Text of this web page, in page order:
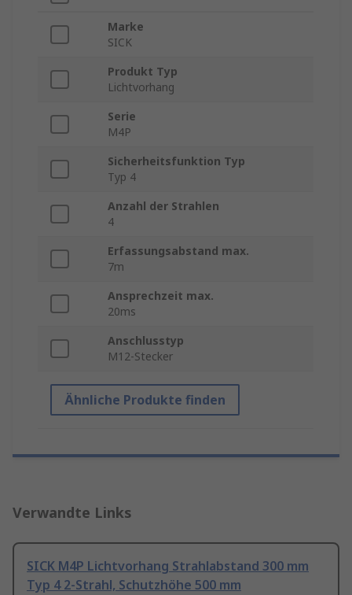
Marke
SICK
Produkt Typ
Lichtvorhang
Serie
M4P
Sicherheitsfunktion Typ
Typ 4
Anzahl der Strahlen
4
Erfassungsabstand max.
7m
Ansprechzeit max.
20ms
Anschlusstyp
M12-Stecker
Ähnliche Produkte finden
Verwandte Links
SICK M4P Lichtvorhang Strahlabstand 300 mm
Typ 4 2-Strahl, Schutzhöhe 500 mm